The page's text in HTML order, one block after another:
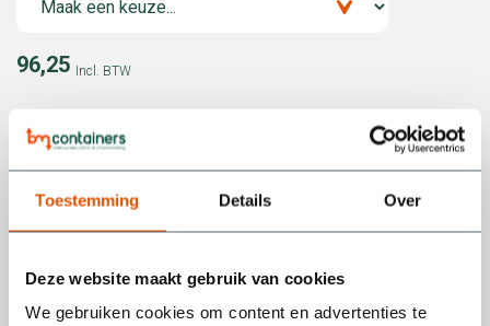
Toestemming Details Over
Deze website maakt gebruik van cookies
We gebruiken cookies om content en advertenties te
96,25 Incl. BTW
Inhoud1m3
Toevoegen aan winkelwagen